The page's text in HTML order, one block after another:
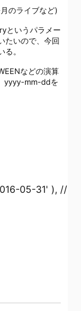
のライブなど)
というパラメー
たいので、今回
。
などの演算
yyyy-mm-ddを
05-31' ),